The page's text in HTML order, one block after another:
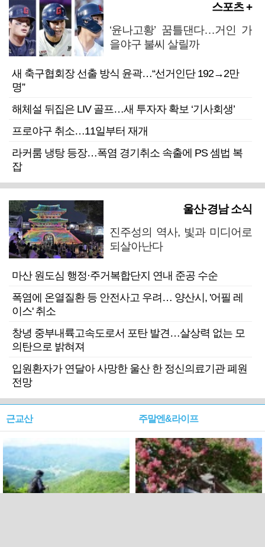
스포츠 +
‘윤나고황’ 꿈틀댄다…거인 가
을야구 불씨 살릴까
새 축구협회장 선출 방식 윤곽…“선거인단 192→2만
명”
해체설 뒤집은 LIV 골프…새 투자자 확보 ‘기사회생’
프로야구 취소…11일부터 재개
라커룸 냉탕 등장…폭염 경기취소 속출에 PS 셈법 복
잡
울산·경남 소식
진주성의 역사, 빛과 미디어로
되살아난다
마산 원도심 행정·주거복합단지 연내 준공 수순
폭염에 온열질환 등 안전사고 우려… 양산시, '어필 레
이스' 취소
창녕 중부내륙고속도로서 포탄 발견…살상력 없는 모
의탄으로 밝혀져
입원환자가 연달아 사망한 울산 한 정신의료기관 폐원
전망
근교산 주말엔&라이프